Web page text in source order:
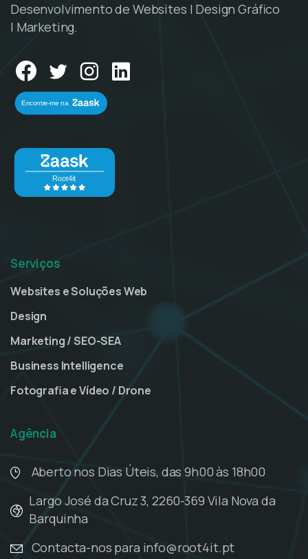
Desenvolvimento de Websites | Design Gráfico
| Marketing.
Serviços
Websites e Soluções Web
Design
Marketing / SEO-SEA
Business Intelligence
Fotografia e Vídeo / Drone
Agência
Aberto nos Dias Úteis, das 9h00 às 18h00
Largo José da Cruz 3, 2260-369 Vila Nova da
Barquinha
Contacta-nos para info@root4it.pt